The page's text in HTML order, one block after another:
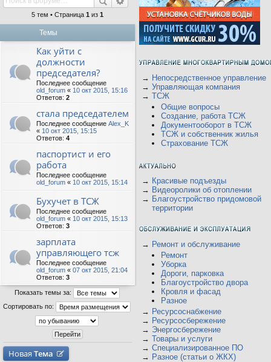
5 тем • Страница 1 из 1
Темы
Как уйти с
должности
председателя?
Последнее сообщение
old_forum « 10 окт 2015, 15:16
Ответов: 2
стала председателем
Последнее сообщение Alex_K
« 10 окт 2015, 15:15
Ответов: 4
паспортист и его
работа
Последнее сообщение
old_forum « 10 окт 2015, 15:14
Бухучет в ТСЖ
Последнее сообщение
old_forum « 10 окт 2015, 15:13
Ответов: 3
зарплата
управляющего тсж
Последнее сообщение
old_forum « 07 окт 2015, 21:04
Ответов: 3
Показать темы за:
Сортировать по:
Новая Тема
→ Непосредственное управление
→ Управляющая компания
→ ТСЖ
Общие вопросы
Создание, работа ТСЖ
Документооборот в ТСЖ
ТСЖ и собственник жилья
Страхование ТСЖ
→ Красивые подъезды
→ Видеоролики об отоплении
→ Благоустройство придомовой
территории
→ Ремонт и обслуживание
Ремонт
Уборка
Дороги, парковка
Благоустройство двора
Кровля и фасад
Разное
→ Ресурсоснабжение
→ Ресурсосбережение
→ Энергосбережение
→ Товары и услуги
→ Специализированное ПО
→ Разное (статьи о ЖКХ)